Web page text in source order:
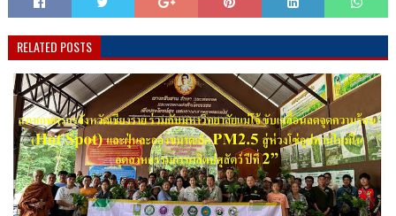
RELATED POSTS